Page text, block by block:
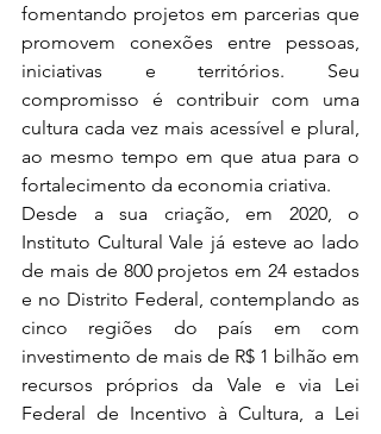
fomentando projetos em parcerias que
promovem conexões entre pessoas,
iniciativas e territórios. Seu
compromisso é contribuir com uma
cultura cada vez mais acessível e plural,
ao mesmo tempo em que atua para o
fortalecimento da economia criativa.
Desde a sua criação, em 2020, o
Instituto Cultural Vale já esteve ao lado
de mais de 800 projetos em 24 estados
e no Distrito Federal, contemplando as
cinco regiões do país em com
investimento de mais de R$ 1 bilhão em
recursos próprios da Vale e via Lei
Federal de Incentivo à Cultura, a Lei